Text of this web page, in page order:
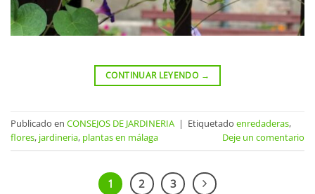
CONTINUAR LEYENDO →
Publicado en CONSEJOS DE JARDINERIA | Etiquetado enredaderas,
flores, jardineria, plantas en málaga Deje un comentario
1 2 3